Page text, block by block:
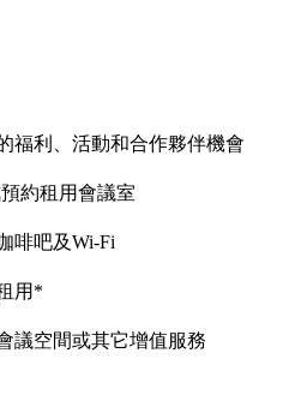
福利、活動和合作夥伴機會
約租用會議室
啡吧及Wi-Fi
用*
議空間或其它增值服務